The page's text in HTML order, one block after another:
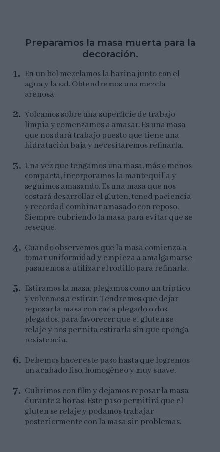
Preparamos la masa muerta para la
decoración.
En un bol mezclamos la harina junto con el
agua y la sal. Obtendremos una mezcla
arenosa.
Volcamos sobre una superficie de trabajo
limpia y comenzamos a amasar. Es una masa
que nos dará trabajo puesto que tiene una
hidratación baja y necesitaremos refinarla.
Una vez que tengamos una masa, más o menos
compacta, incorporamos la mantequilla y
seguimos amasando. Es una masa que nos
costará desarrollar el gluten, tened paciencia
y recordad combinar amasado con reposo.
Siempre cubriendo la masa para evitar que se
reseque.
Cuando observemos que la masa comienza a
tomar uniformidad y empieza a amalgamarse,
pasaremos a utilizar el rodillo para refinarla.
Estiramos la masa, plegamos como un tríptico
y volvemos a estirar. Tendremos que dejar
reposar la masa con cada plegado o dos
plegados, para favorecer que el gluten se
relaje y nos permita estirarla sin que oponga
resistencia.
Debemos hacer este paso hasta que logremos
un acabado liso, homogéneo y muy suave.
Cubrimos con film y dejamos reposar la masa
durante 2 horas. Este paso permitirá que el
gluten se relaje y podamos trabajar
posteriormente con la masa sin problemas.